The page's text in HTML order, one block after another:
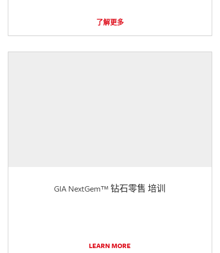
了解更多
GIA NextGem™ 钻石零售 培训
LEARN MORE